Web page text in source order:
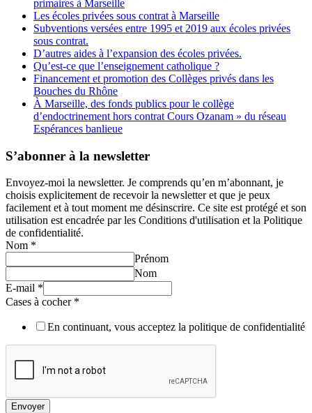
primaires à Marseille
Les écoles privées sous contrat à Marseille
Subventions versées entre 1995 et 2019 aux écoles privées
sous contrat.
D’autres aides à l’expansion des écoles privées.
Qu’est-ce que l’enseignement catholique ?
Financement et promotion des Collèges privés dans les
Bouches du Rhône
À Marseille, des fonds publics pour le collège
d’endoctrinement hors contrat Cours Ozanam » du réseau
Espérances banlieue
S’abonner à la newsletter
Envoyez-moi la newsletter. Je comprends qu’en m’abonnant, je
choisis explicitement de recevoir la newsletter et que je peux
facilement et à tout moment me désinscrire. Ce site est protégé et son
utilisation est encadrée par les Conditions d'utilisation et la Politique
de confidentialité.
Nom *
Prénom
Nom
E-mail *
Cases à cocher *
En continuant, vous acceptez la politique de confidentialité
Envoyer